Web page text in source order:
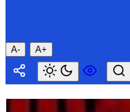
A- A+